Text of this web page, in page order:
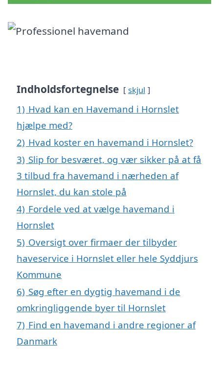
Indholdsfortegnelse skjul
1) Hvad kan en Havemand i Hornslet
hjælpe med?
2) Hvad koster en havemand i Hornslet?
3) Slip for besværet, og vær sikker på at få
3 tilbud fra havemand i nærheden af
Hornslet, du kan stole på
4) Fordele ved at vælge havemand i
Hornslet
5) Oversigt over firmaer der tilbyder
haveservice i Hornslet eller hele Syddjurs
Kommune
6) Søg efter en dygtig havemand i de
omkringliggende byer til Hornslet
7) Find en havemand i andre regioner af
Danmark